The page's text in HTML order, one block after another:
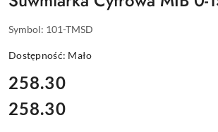
Symbol: 101-TMSD
Dostępność: Mało
cena:
258.30
Cena:
258.30